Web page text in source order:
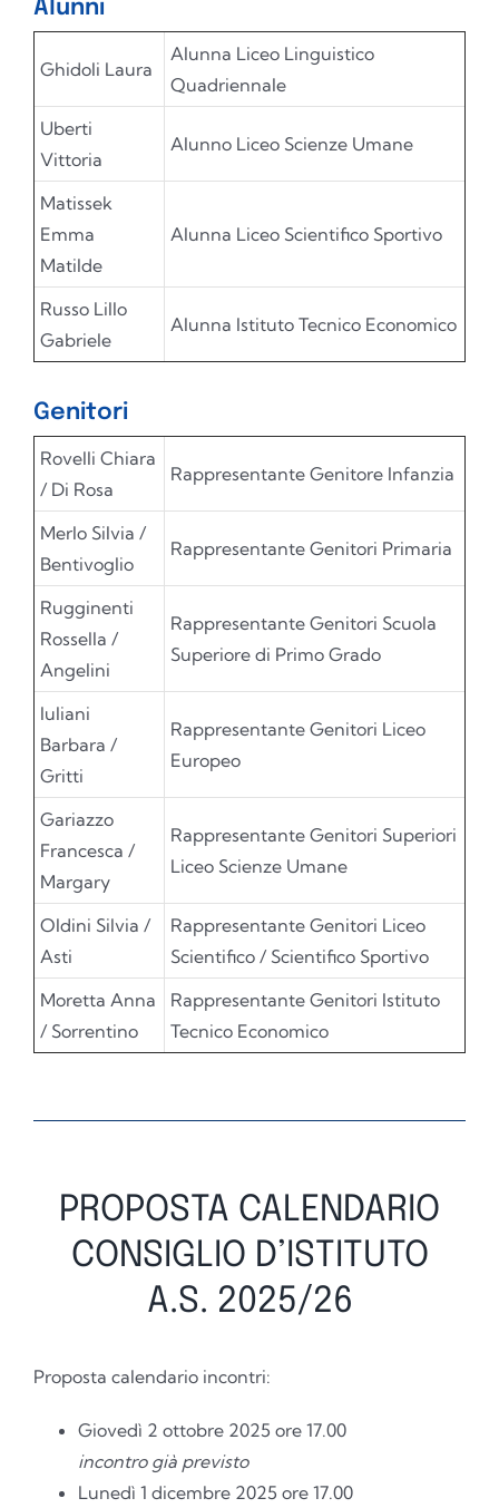
Alunni
Ghidoli Laura
Alunna Liceo Linguistico
Quadriennale
Uberti
Vittoria
Alunno Liceo Scienze Umane
Matissek
Emma
Matilde
Alunna Liceo Scientifico Sportivo
Russo Lillo
Gabriele
Alunna Istituto Tecnico Economico
Genitori
Rovelli Chiara
/ Di Rosa
Rappresentante Genitore Infanzia
Merlo Silvia /
Bentivoglio
Rappresentante Genitori Primaria
Rugginenti
Rossella /
Angelini
Rappresentante Genitori Scuola
Superiore di Primo Grado
Iuliani
Barbara /
Gritti
Rappresentante Genitori Liceo
Europeo
Gariazzo
Francesca /
Margary
Rappresentante Genitori Superiori
Liceo Scienze Umane
Oldini Silvia /
Asti
Rappresentante Genitori Liceo
Scientifico / Scientifico Sportivo
Moretta Anna
/ Sorrentino
Rappresentante Genitori Istituto
Tecnico Economico
PROPOSTA CALENDARIO
CONSIGLIO D’ISTITUTO
A.S. 2025/26
Proposta calendario incontri:
Giovedì 2 ottobre 2025 ore 17.00
incontro già previsto
Lunedì 1 dicembre 2025 ore 17.00